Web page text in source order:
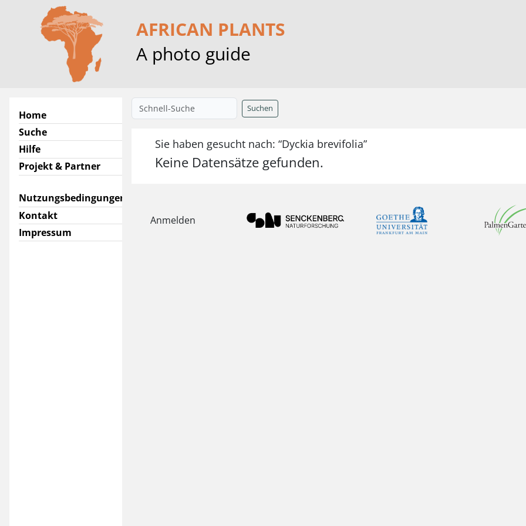
AFRICAN PLANTS
A photo guide
Home
Suche
Hilfe
Projekt & Partner
Nutzungsbedingungen
Kontakt
Impressum
Suchen
Sie haben gesucht nach: “Dyckia brevifolia”
Keine Datensätze gefunden.
Anmelden